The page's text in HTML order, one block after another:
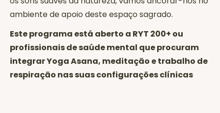
ambiente de apoio deste espaço sagrado.‍
Este programa está aberto a RYT 200+ ou
profissionais de saúde mental que procuram
integrar Yoga Asana, meditação e trabalho de
respiração nas suas configurações clínicas